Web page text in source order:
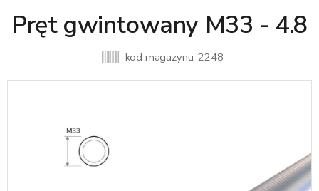
Pręt gwintowany M33 - 4.8
kod magazynu: 2248